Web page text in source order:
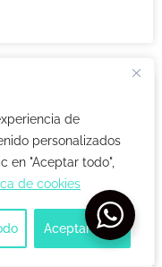
de
personalizados
en "Aceptar todo",
de cookies
Aceptar todo